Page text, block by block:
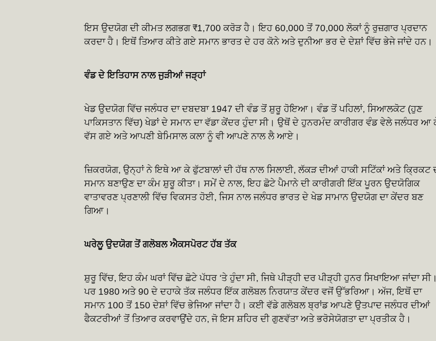
ਇਸ ਉਦਯੋਗ ਦੀ ਕੀਮਤ ਲਗਭਗ ₹1,700 ਕਰੋੜ ਹੈ। ਇਹ 60,000 ਤੋਂ 70,000 ਲੋਕਾਂ ਨੂੰ ਰੁਜ਼ਗਾਰ ਪ੍ਰਦਾਨ
ਕਰਦਾ ਹੈ। ਇਥੋਂ ਤਿਆਰ ਕੀਤੇ ਗਏ ਸਮਾਨ ਭਾਰਤ ਦੇ ਹਰ ਕੋਨੇ ਅਤੇ ਦੁਨੀਆ ਭਰ ਦੇ ਦੇਸ਼ਾਂ ਵਿੱਚ ਭੇਜੇ ਜਾਂਦੇ ਹਨ।
ਵੰਡ ਦੇ ਇਤਿਹਾਸ ਨਾਲ ਜੁੜੀਆਂ ਜੜ੍ਹਾਂ
ਖੇਡ ਉਦਯੋਗ ਵਿੱਚ ਜਲੰਧਰ ਦਾ ਦਬਦਬਾ 1947 ਦੀ ਵੰਡ ਤੋਂ ਸ਼ੁਰੂ ਹੋਇਆ। ਵੰਡ ਤੋਂ ਪਹਿਲਾਂ, ਸਿਆਲਕੋਟ (ਹੁਣ
ਪਾਕਿਸਤਾਨ ਵਿੱਚ) ਖੇਡਾਂ ਦੇ ਸਮਾਨ ਦਾ ਵੱਡਾ ਕੇਂਦਰ ਹੁੰਦਾ ਸੀ। ਉਥੋਂ ਦੇ ਹੁਨਰਮੰਦ ਕਾਰੀਗਰ ਵੰਡ ਵੇਲੇ ਜਲੰਧਰ ਆ
ਵੱਸ ਗਏ ਅਤੇ ਆਪਣੀ ਬੇਮਿਸਾਲ ਕਲਾ ਨੂੰ ਵੀ ਆਪਣੇ ਨਾਲ ਲੈ ਆਏ।
ਜ਼ਿਕਰਯੋਗ, ਉਨ੍ਹਾਂ ਨੇ ਇਥੇ ਆ ਕੇ ਫੁੱਟਬਾਲਾਂ ਦੀ ਹੱਥ ਨਾਲ ਸਿਲਾਈ, ਲੱਕੜ ਦੀਆਂ ਹਾਕੀ ਸਟਿੱਕਾਂ ਅਤੇ ਕ੍ਰਿਕਟ
ਸਮਾਨ ਬਣਾਉਣ ਦਾ ਕੰਮ ਸ਼ੁਰੂ ਕੀਤਾ। ਸਮੇਂ ਦੇ ਨਾਲ, ਇਹ ਛੋਟੇ ਪੈਮਾਨੇ ਦੀ ਕਾਰੀਗਰੀ ਇੱਕ ਪੂਰਨ ਉਦਯੋਗਿਕ
ਵਾਤਾਵਰਣ ਪ੍ਰਣਾਲੀ ਵਿੱਚ ਵਿਕਸਤ ਹੋਈ, ਜਿਸ ਨਾਲ ਜਲੰਧਰ ਭਾਰਤ ਦੇ ਖੇਡ ਸਾਮਾਨ ਉਦਯੋਗ ਦਾ ਕੇਂਦਰ ਬਣ
ਗਿਆ।
ਘਰੇਲੂ ਉਦਯੋਗ ਤੋਂ ਗਲੋਬਲ ਐਕਸਪੋਰਟ ਹੱਬ ਤੱਕ
ਸ਼ੁਰੂ ਵਿੱਚ, ਇਹ ਕੰਮ ਘਰਾਂ ਵਿੱਚ ਛੋਟੇ ਪੱਧਰ ‘ਤੇ ਹੁੰਦਾ ਸੀ, ਜਿਥੇ ਪੀੜ੍ਹੀ ਦਰ ਪੀੜ੍ਹੀ ਹੁਨਰ ਸਿਖਾਇਆ ਜਾਂਦਾ
ਪਰ 1980 ਅਤੇ 90 ਦੇ ਦਹਾਕੇ ਤੱਕ ਜਲੰਧਰ ਇੱਕ ਗਲੋਬਲ ਨਿਰਯਾਤ ਕੇਂਦਰ ਵਜੋਂ ਉੱਭਰਿਆ। ਅੱਜ, ਇਥੋਂ ਦਾ
ਸਮਾਨ 100 ਤੋਂ 150 ਦੇਸ਼ਾਂ ਵਿੱਚ ਭੇਜਿਆ ਜਾਂਦਾ ਹੈ। ਕਈ ਵੱਡੇ ਗਲੋਬਲ ਬ੍ਰਾਂਡ ਆਪਣੇ ਉਤਪਾਦ ਜਲੰਧਰ ਦੀਆਂ
ਫੈਕਟਰੀਆਂ ਤੋਂ ਤਿਆਰ ਕਰਵਾਉਂਦੇ ਹਨ, ਜੋ ਇਸ ਸ਼ਹਿਰ ਦੀ ਗੁਣਵੱਤਾ ਅਤੇ ਭਰੋਸੇਯੋਗਤਾ ਦਾ ਪ੍ਰਤੀਕ ਹੈ।